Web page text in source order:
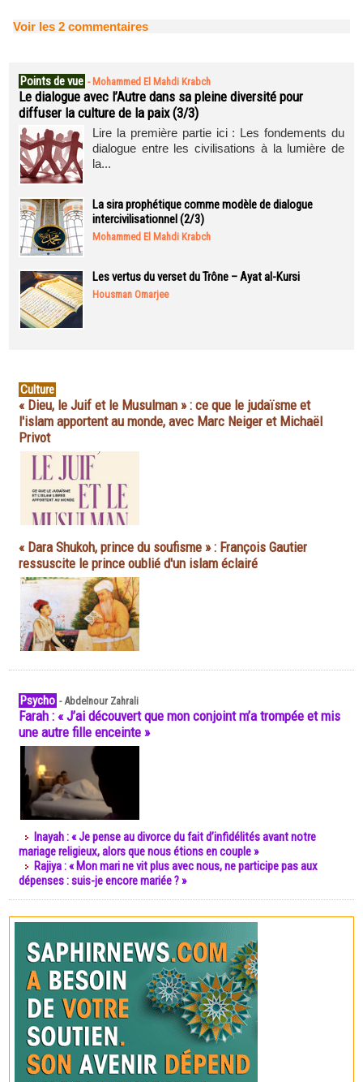
Voir les 2 commentaires
Points de vue - Mohammed El Mahdi Krabch
Le dialogue avec l’Autre dans sa pleine diversité pour
diffuser la culture de la paix (3/3)
Lire la première partie ici : Les fondements du
dialogue entre les civilisations à la lumière de
la...
La sira prophétique comme modèle de dialogue
intercivilisationnel (2/3)
Mohammed El Mahdi Krabch
Les vertus du verset du Trône – Ayat al-Kursi
Housman Omarjee
Culture
« Dieu, le Juif et le Musulman » : ce que le judaïsme et
l'islam apportent au monde, avec Marc Neiger et Michaël
Privot
« Dara Shukoh, prince du soufisme » : François Gautier
ressuscite le prince oublié d'un islam éclairé
Psycho -Abdelnour Zahrali
Farah : « J’ai découvert que mon conjoint m’a trompée et mis
une autre fille enceinte »
Inayah : « Je pense au divorce du fait d’infidélités avant notre
mariage religieux, alors que nous étions en couple »
Rajiya : « Mon mari ne vit plus avec nous, ne participe pas aux
dépenses : suis-je encore mariée ? »